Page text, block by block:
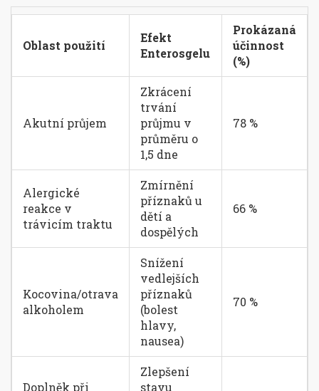
Oblast použití
Efekt
Enterosgelu
Prokázaná
účinnost
(%)
Akutní průjem
Zkrácení
trvání
průjmu v
průměru o
1,5 dne
78 %
Alergické
reakce v
trávicím traktu
Zmírnění
příznaků u
dětí a
dospělých
66 %
Kocovina/otrava
alkoholem
Snížení
vedlejších
příznaků
(bolest
hlavy,
nausea)
70 %
Doplněk při
Zlepšení
stavu